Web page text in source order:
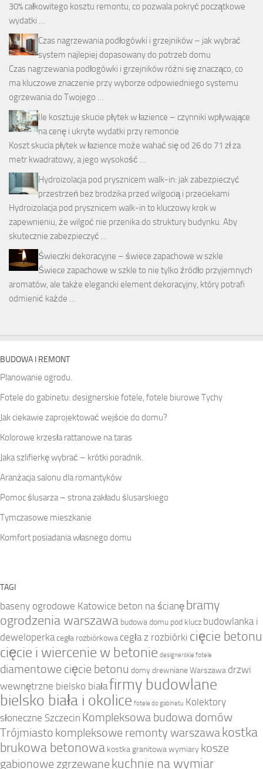
30% całkowitego kosztu remontu, co pozwala pokryć początkowe
wydatki …
Czas nagrzewania podłogówki i grzejników – jak wybrać
system najlepiej dopasowany do potrzeb domu
Czas nagrzewania podłogówki i grzejników różni się znacząco, co
ma kluczowe znaczenie przy wyborze odpowiedniego systemu
ogrzewania do Twojego …
Ile kosztuje skucie płytek w łazience – czynniki wpływające
na cenę i ukryte wydatki przy remoncie
Koszt skucia płytek w łazience może wahać się od 26 do 71 zł za
metr kwadratowy, a jego wysokość …
Hydroizolacja pod prysznicem walk-in: jak zabezpieczyć
przestrzeń bez brodzika przed wilgocią i przeciekami
Hydroizolacja pod prysznicem walk-in to kluczowy krok w
zapewnieniu, że wilgoć nie przenika do struktury budynku. Aby
skutecznie zabezpieczyć …
Świeczki dekoracyjne – świece zapachowe w szkle
Świece zapachowe w szkle to nie tylko źródło przyjemnych
aromatów, ale także elegancki element dekoracyjny, który potrafi
odmienić każde …
BUDOWA I REMONT
Planowanie ogrodu.
Fotele do gabinetu: designerskie fotele, fotele biurowe Tychy
Jak ciekawie zaprojektować wejście do domu?
Kolorowe krzesła rattanowe na taras
Jaka szlifierkę wybrać – krótki poradnik.
Aranżacja salonu dla romantyków
Pomoc ślusarza – strona zakładu ślusarskiego
Tymczasowe mieszkanie
Komfort posiadania własnego domu
TAGI
baseny ogrodowe Katowice beton na ścianę bramy
ogrodzenia warszawa budowa domu pod klucz budowlanka i
deweloperkacegła rozbiórkowa cegła z rozbiórki cięcie betonu
cięcie i wiercenie w betonie designerskie fotele
diamentowe cięcie betonu domy drewniane Warszawa drzwi
wewnętrzne bielsko białafirmy budowlane
bielsko biała i okolice fotele do gabinetu Kolektory
słoneczne Szczecin Kompleksowa budowa domów
Trójmiasto kompleksowe remonty warszawakostka
brukowa betonowa kostka granitowa wymiary kosze
gabionowe zgrzewane kuchnie na wymiar